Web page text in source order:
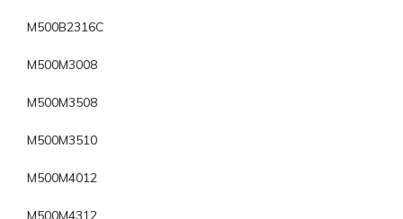
M500B2316C
M500M3008
M500M3508
M500M3510
M500M4012